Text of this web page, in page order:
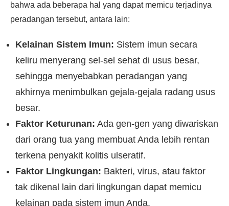
bahwa ada beberapa hal yang dapat memicu terjadinya
peradangan tersebut, antara lain:
Kelainan Sistem Imun: Sistem imun secara
keliru menyerang sel-sel sehat di usus besar,
sehingga menyebabkan peradangan yang
akhirnya menimbulkan gejala-gejala radang usus
besar.
Faktor Keturunan: Ada gen-gen yang diwariskan
dari orang tua yang membuat Anda lebih rentan
terkena penyakit kolitis ulseratif.
Faktor Lingkungan: Bakteri, virus, atau faktor
tak dikenal lain dari lingkungan dapat memicu
kelainan pada sistem imun Anda.